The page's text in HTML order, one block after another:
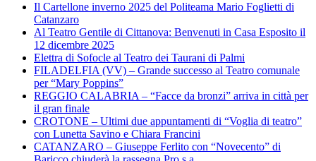
Il Cartellone inverno 2025 del Politeama Mario Foglietti di
Catanzaro
Al Teatro Gentile di Cittanova: Benvenuti in Casa Esposito il
12 dicembre 2025
Elettra di Sofocle al Teatro dei Taurani di Palmi
FILADELFIA (VV) – Grande successo al Teatro comunale
per “Mary Poppins”
REGGIO CALABRIA – “Facce da bronzi” arriva in città per
il gran finale
CROTONE – Ultimi due appuntamenti di “Voglia di teatro”
con Lunetta Savino e Chiara Francini
CATANZARO – Giuseppe Ferlito con “Novecento” di